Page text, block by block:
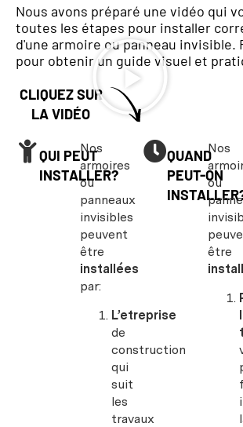
Nous avons préparé une vidéo qui
toutes les étapes pour installer
d'une armoire ou panneau invisible.
pour obtenir un guide visuel et
CLIQUEZ SUR
LA VIDÉO
QUI PEUT
INSTALLER?
Nos
armoires
ou
panneaux
invisibles
peuvent
être
installées
par:
L’etreprise
de
construction
qui
suit
les
travaux
QUAND
PEUT-ON
Nos
ou
être